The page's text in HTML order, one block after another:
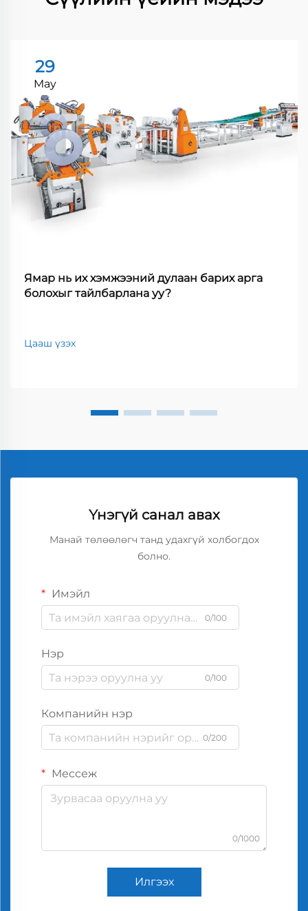
29
May
Ямар нь их хэмжээний дулаан барих арга
болохыг тайлбарлана уу?
Цааш үзэх
Үнэгүй санал авах
Манай төлөөлөгч танд удахгүй холбогдох
болно.
Имэйл
0/100
Нэр
0/100
Компанийн нэр
0/200
Мессеж
0/1000
Илгээх